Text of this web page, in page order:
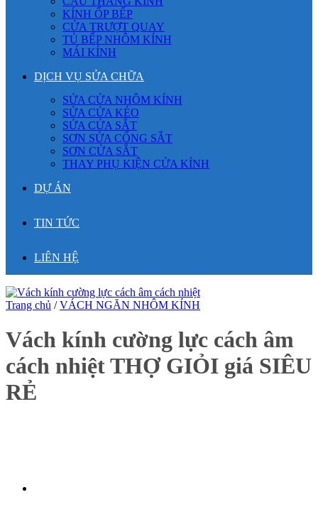
KÍNH ỐP BẾP
CỬA TRƯỢT QUAY
TỦ BẾP NHÔM KÍNH
MÁI KÍNH
DỊCH VỤ SỬA CHỮA
SỬA CỬA NHÔM KÍNH
SỬA CỬA KÉO
SỬA CỬA SẮT
SƠN SỬA CỔNG SẮT
SƠN CỬA SẮT
THAY PHỤ KIỆN CỬA KÍNH
DỰ ÁN
TIN TỨC
LIÊN HỆ
Trang chủ / VÁCH NGĂN NHÔM KÍNH
Vách kính cường lực cách âm
cách nhiệt THỢ GIỎI giá SIÊU
RẺ